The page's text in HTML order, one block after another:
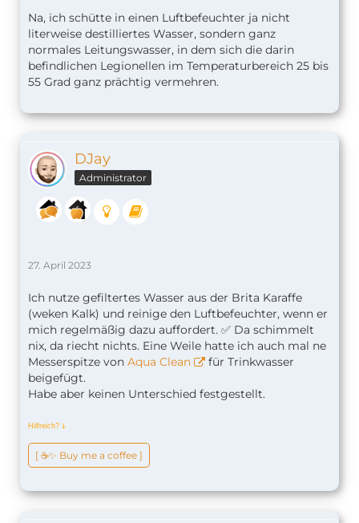
Na, ich schütte in einen Luftbefeuchter ja nicht
literweise destilliertes Wasser, sondern ganz
normales Leitungswasser, in dem sich die darin
befindlichen Legionellen im Temperaturbereich 25 bis
55 Grad ganz prächtig vermehren.
DJay
Administrator
27. April 2023
Ich nutze gefiltertes Wasser aus der Brita Karaffe
(weken Kalk) und reinige den Luftbefeuchter, wenn er
mich regelmäßig dazu auffordert. ✅ Da schimmelt
nix, da riecht nichts. Eine Weile hatte ich auch mal ne
Messerspitze von Aqua Clean
für Trinkwasser
beigefügt.
Habe aber keinen Unterschied festgestellt.
Hilfreich? ↆ
[ ☕️✨ Buy me a coffee ]